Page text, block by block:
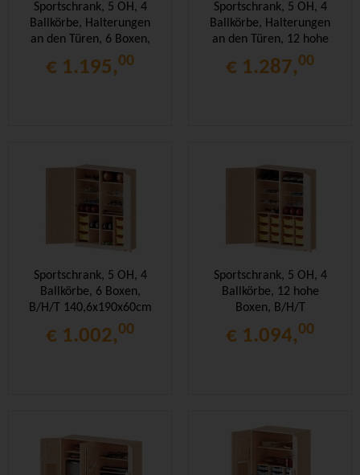
Sportschrank, 5 OH, 4
Ballkörbe, Halterungen
an den Türen, 6 Boxen,
B/H/T 140,6x190x60cm
€ 1.195,00
Sportschrank, 5 OH, 4
Ballkörbe, Halterungen
an den Türen, 12 hohe
Boxen, B/H/T
140,6x190x60cm
€ 1.287,00
Sportschrank, 5 OH, 4
Ballkörbe, 6 Boxen,
B/H/T 140,6x190x60cm
€ 1.002,00
Sportschrank, 5 OH, 4
Ballkörbe, 12 hohe
Boxen, B/H/T
140,6x190x60cm
€ 1.094,00